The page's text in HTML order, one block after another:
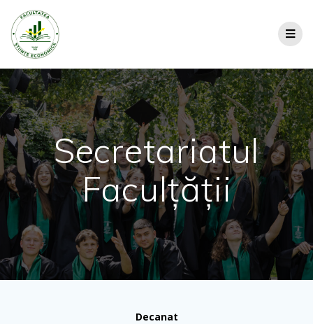
Secretariatul
Faculțății
Decanat